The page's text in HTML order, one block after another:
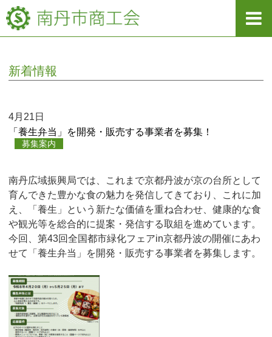
新着情報
4月21日
「養生弁当」を開発・販売する事業者を募集！
募集案内
南丹広域振興局では、これまで京都丹波が京の台所として
育んできた豊かな食の魅力を発信してきており、これに加
え、「養生」という新たな価値を重ね合わせ、健康的な食
や観光等を総合的に提案・発信する取組を進めています。
今回、第43回全国都市緑化フェアin京都丹波の開催にあわ
せて「養生弁当」を開発・販売する事業者を募集します。